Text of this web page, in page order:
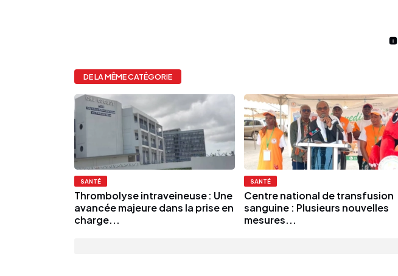
DE LA MÊME CATÉGORIE
SANTÉ
Thrombolyse intraveineuse : Une
avancée majeure dans la prise en
charge...
SANTÉ
Centre national de transfusion
sanguine : Plusieurs nouvelles
mesures...